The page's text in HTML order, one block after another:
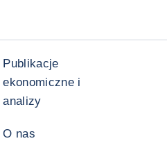
Publikacje
ekonomiczne i
analizy
O nas